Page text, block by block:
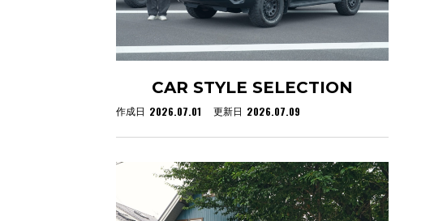
CAR STYLE SELECTION
作成日 2026.07.01 更新日 2026.07.09